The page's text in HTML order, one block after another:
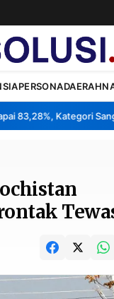
PERSONADAERAH
Kategori Sangat